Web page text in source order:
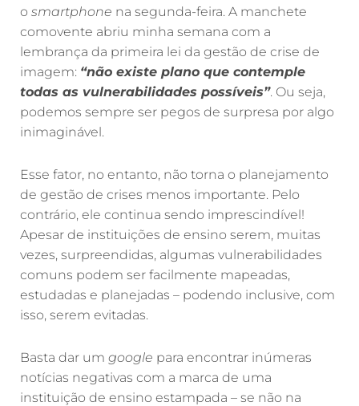
o smartphone na segunda-feira. A manchete
comovente abriu minha semana com a
lembrança da primeira lei da gestão de crise de
imagem: “não existe plano que contemple
todas as vulnerabilidades possíveis”. Ou seja,
podemos sempre ser pegos de surpresa por algo
inimaginável.
Esse fator, no entanto, não torna o planejamento
de gestão de crises menos importante. Pelo
contrário, ele continua sendo imprescindível!
Apesar de instituições de ensino serem, muitas
vezes, surpreendidas, algumas vulnerabilidades
comuns podem ser facilmente mapeadas,
estudadas e planejadas – podendo inclusive, com
isso, serem evitadas.
Basta dar um google para encontrar inúmeras
notícias negativas com a marca de uma
instituição de ensino estampada – se não na